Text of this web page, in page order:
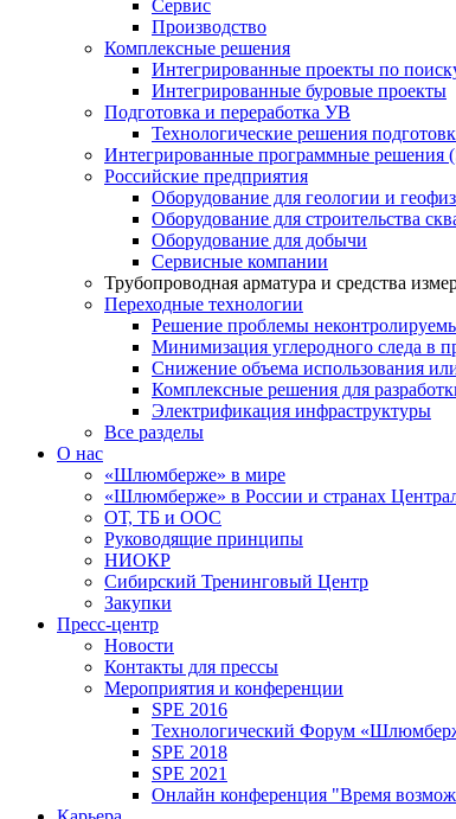
Сервис
Производство
Комплексные решения
Интегрированные проекты по
Интегрированные буровые проекты
Подготовка и переработка УВ
Технологические решения
Интегрированные программные решения
Российские предприятия
Оборудование для геологии и
Оборудование для строительства
Оборудование для добычи
Сервисные компании
Трубопроводная арматура и средства
Переходные технологии
Решение проблемы
Минимизация углеродного следа в
Снижение объема использования
Комплексные решения для
Электрификация инфраструктуры
Все разделы
О нас
«Шлюмберже» в мире
«Шлюмберже» в России и странах
ОТ, ТБ и ООС
Руководящие принципы
НИОКР
Сибирский Тренинговый Центр
Закупки
Пресс-центр
Новости
Контакты для прессы
Мероприятия и конференции
SPE 2016
Технологический Форум
SPE 2018
SPE 2021
Онлайн конференция "Время